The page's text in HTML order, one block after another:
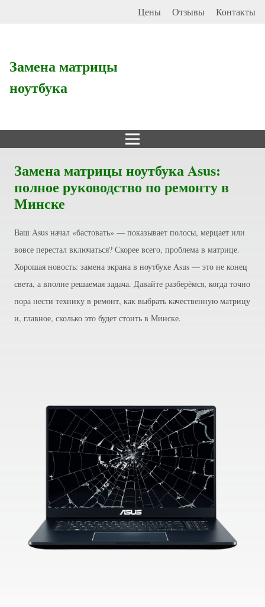
Цены Отзывы Контакты
Замена матрицы
ноутбука
Замена матрицы ноутбука Asus:
полное руководство по ремонту в
Минске
Ваш Asus начал «бастовать» — показывает полосы, мерцает или
вовсе перестал включаться? Скорее всего, проблема в матрице.
Хорошая новость: замена экрана в ноутбуке Asus — это не конец
света, а вполне решаемая задача. Давайте разберёмся, когда точно
пора нести технику в ремонт, как выбрать качественную матрицу
и, главное, сколько это будет стоить в Минске.